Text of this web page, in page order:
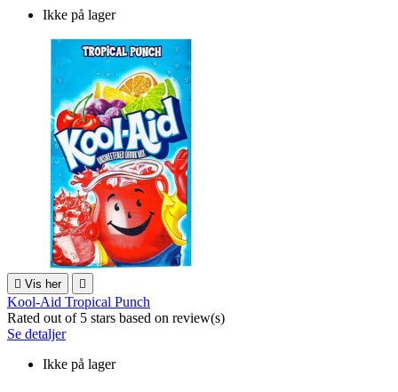
Ikke på lager
 Vis her 
Kool-Aid Tropical Punch
Rated out of 5 stars based on review(s)
Se detaljer
Ikke på lager